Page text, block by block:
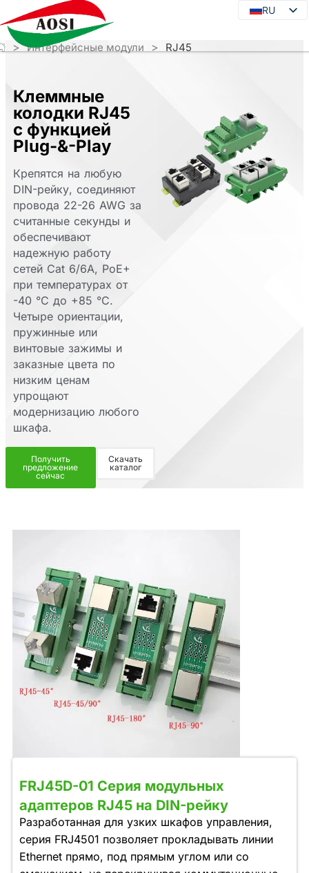
RU
RU
DE
FR
PT
IT
Клеммные
колодки RJ45
с функцией
Plug-&-Play
Крепятся на любую
DIN-рейку, соединяют
провода 22-26 AWG за
считанные секунды и
обеспечивают
надежную работу
сетей Cat 6/6A, PoE+
при температурах от
-40 °C до +85 °C.
Четыре ориентации,
пружинные или
винтовые зажимы и
заказные цвета по
низким ценам
упрощают
модернизацию любого
шкафа.
Получить
предложение
сейчас
Скачать
каталог
>Интерфейсные модули > RJ45
FRJ45D-01 Серия модульных
адаптеров RJ45 на DIN-рейку
Разработанная для узких шкафов управления,
серия FRJ4501 позволяет прокладывать линии
Ethernet прямо, под прямым углом или со